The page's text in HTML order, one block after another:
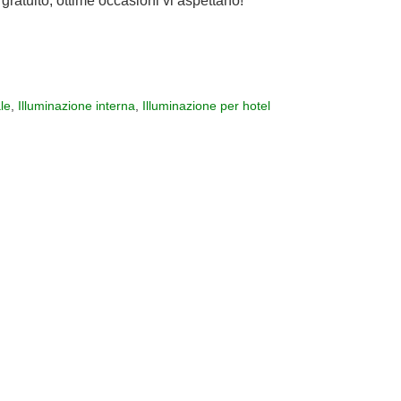
, Illuminazione interna, Illuminazione per hotel